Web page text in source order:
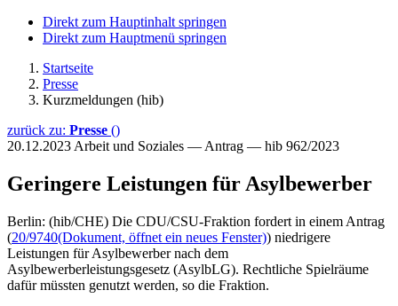
Direkt zum Hauptinhalt springen
Direkt zum Hauptmenü springen
Startseite
Presse
Kurzmeldungen (hib)
zurück zu: Presse ()
20.12.2023 Arbeit und Soziales — Antrag — hib 962/2023
Geringere Leistungen für Asylbewerber
Berlin: (hib/CHE) Die CDU/CSU-Fraktion fordert in einem Antrag
(20/9740(Dokument, öffnet ein neues Fenster)) niedrigere
Leistungen für Asylbewerber nach dem
Asylbewerberleistungsgesetz (AsylbLG). Rechtliche Spielräume
dafür müssten genutzt werden, so die Fraktion.